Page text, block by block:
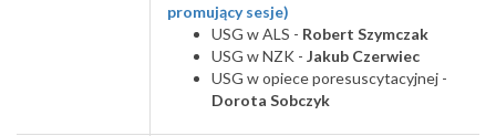
promujący sesje)
USG w ALS - Robert Szymczak
USG w NZK - Jakub Czerwiec
USG w opiece poresuscytacyjnej -
Dorota Sobczyk